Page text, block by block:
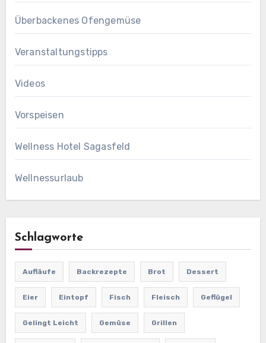
Überbackenes Ofengemüse
Veranstaltungstipps
Videos
Vorspeisen
Wellness Hotel Sagasfeld
Wellnessurlaub
Schlagworte
Aufläufe Backrezepte Brot Dessert
Eier Eintopf Fisch Fleisch Geflügel
Gelingt Leicht Gemüse Grillen